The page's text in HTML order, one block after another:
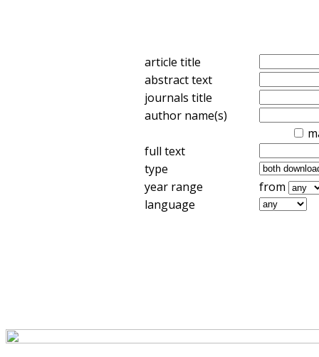
article title
abstract text
journals title
author name(s)
full text
type
year range
from
language